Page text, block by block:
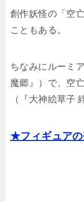
創作妖怪の「空
こともある。
ちなみにルーミ
魔郷』）で、空
（『大神絵草子
★フィギュアの